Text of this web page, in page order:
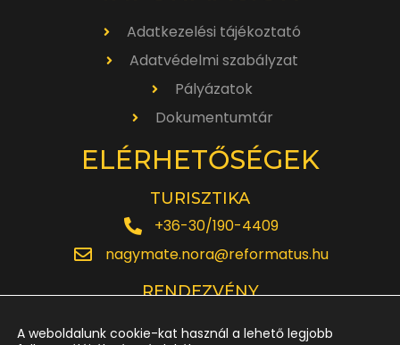
Adatkezelési tájékoztató
Adatvédelmi szabályzat
Pályázatok
Dokumentumtár
ELÉRHETŐSÉGEK
TURISZTIKA
+36-30/190-4409
nagymate.nora@reformatus.hu
RENDEZVÉNY
A weboldalunk cookie-kat használ a lehető legjobb